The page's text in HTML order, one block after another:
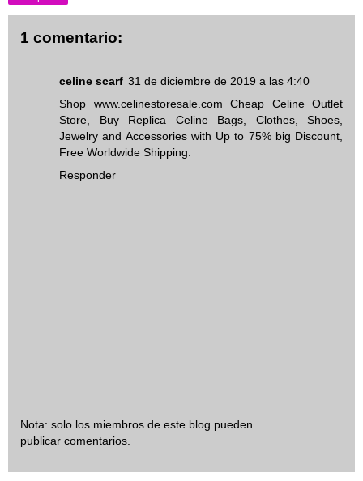
1 comentario:
celine scarf 31 de diciembre de 2019 a las 4:40
Shop www.celinestoresale.com Cheap Celine Outlet
Store, Buy Replica Celine Bags, Clothes, Shoes,
Jewelry and Accessories with Up to 75% big Discount,
Free Worldwide Shipping.
Responder
Nota: solo los miembros de este blog pueden
publicar comentarios.